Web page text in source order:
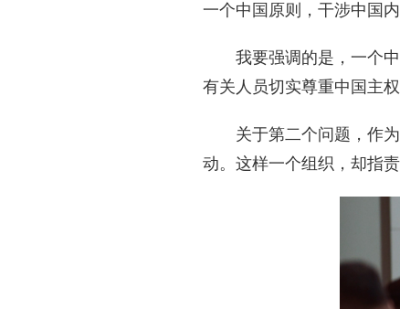
一个中国原则，干涉中国
我要强调的是，一个
有关人员切实尊重中国主
关于第二个问题，作
动。这样一个组织，却指